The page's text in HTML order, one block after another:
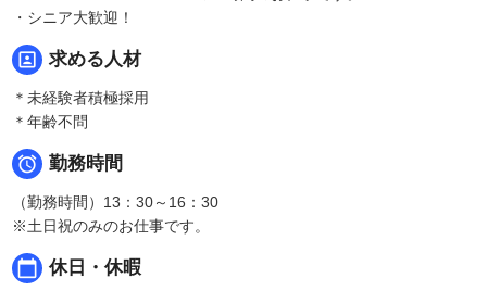
・シニア大歓迎！
portrait 求める人材
＊未経験者積極採用
＊年齢不問
 勤務時間
（勤務時間）13：30～16：30
※土日祝のみのお仕事です。
calendar_today 休日・休暇